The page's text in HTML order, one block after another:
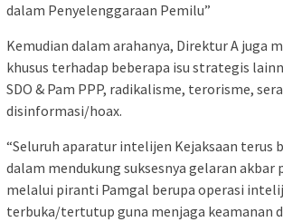
dalam Penyelenggaraan Pemilu”
Kemudian dalam arahanya, Direktur A juga
khusus terhadap beberapa isu strategis
SDO & Pam PPP, radikalisme, terorisme,
disinformasi/hoax.
“Seluruh aparatur intelijen Kejaksaan terus
dalam mendukung suksesnya gelaran akbar
melalui piranti Pamgal berupa operasi
terbuka/tertutup guna menjaga keamanan